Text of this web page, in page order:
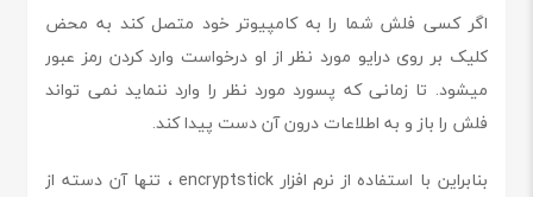
اگر کسی فلش شما را به کامپیوتر خود متصل کند به محض
کلیک بر روی درایو مورد نظر از او درخواست وارد کردن رمز عبور
میشود. تا زمانی که پسورد مورد نظر را وارد ننماید نمی تواند
فلش را باز و به اطلاعات درون آن دست پیدا کند.
بنابراین با استفاده از نرم افزار encryptstick ، تنها آن دسته از